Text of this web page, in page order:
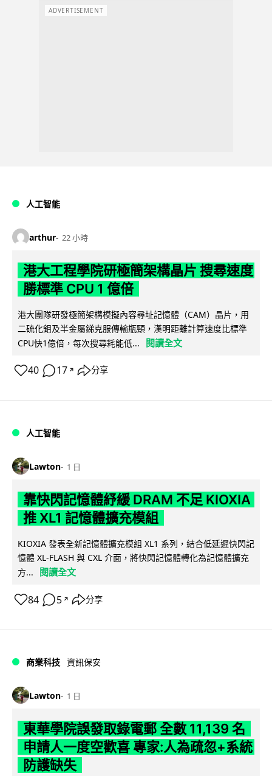
ADVERTISEMENT
人工智能
arthur 22 小時
港大工程學院研極簡架構晶片 搜尋速度
勝標準 CPU 1 億倍
港大團隊研發極簡架構模擬內容尋址記憶體（CAM）晶片，用
二硫化鉬及半金屬銻克服傳輸瓶頸，漢明距離計算速度比標準
CPU快1億倍，每次搜尋耗能低...
閱讀全文
40 17 ↗ 分享
人工智能
Lawton 1 日
靠快閃記憶體紓緩 DRAM 不足 KIOXIA
推 XL1 記憶體擴充模組
KIOXIA 發表全新記憶體擴充模組 XL1 系列，結合低延遲快閃記
憶體 XL-FLASH 與 CXL 介面，將快閃記憶體轉化為記憶體擴充
方...
閱讀全文
84 5 ↗ 分享
商業科技 資訊保安
Lawton 1 日
東華學院誤發取錄電郵 全數 11,139 名
申請人一度空歡喜 專家:人為疏忽+系統
防護缺失